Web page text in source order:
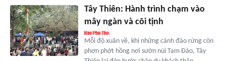
Tây Thiên: Hành trình chạm vào
mây ngàn và cõi tịnh
Mỗi độ xuân về, khi những cánh đào rừng còn
phơn phớt hồng nơi sườn núi Tam Đảo, Tây